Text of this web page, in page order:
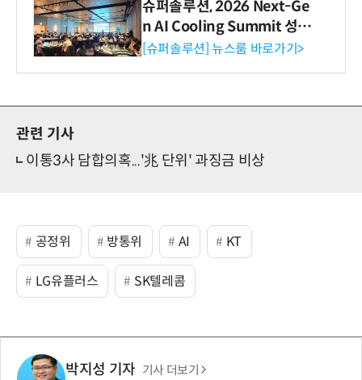
슈퍼솔루션, 2026 Next-Ge
n AI Cooling Summit 성황
리 성료
[슈퍼솔루션] 뉴스룸 바로가기>
관련 기사
이통3사 담합의혹...'兆 단위' 과징금 비상
공정위 방통위 AI KT
LG유플러스 SK텔레콤
박지성 기자 기사 더보기